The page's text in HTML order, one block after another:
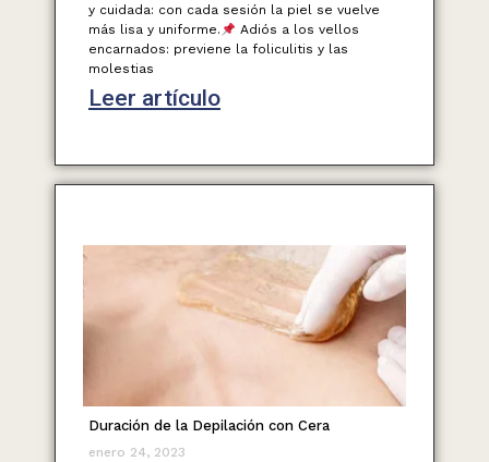
y cuidada: con cada sesión la piel se vuelve
más lisa y uniforme.
Adiós a los vellos
encarnados: previene la foliculitis y las
molestias
Leer artículo
Duración de la Depilación con Cera
enero 24, 2023